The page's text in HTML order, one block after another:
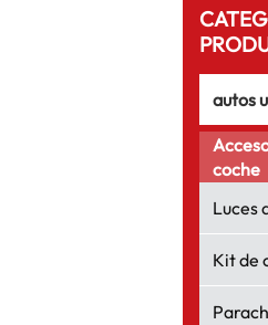
autos
coche
Luces
Kit de